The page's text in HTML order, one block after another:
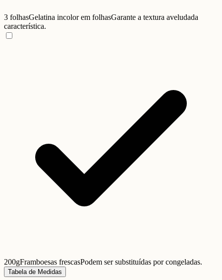
3 folhasGelatina incolor em folhasGarante a textura aveludada
característica.
200gFramboesas frescasPodem ser substituídas por congeladas.
Tabela de Medidas